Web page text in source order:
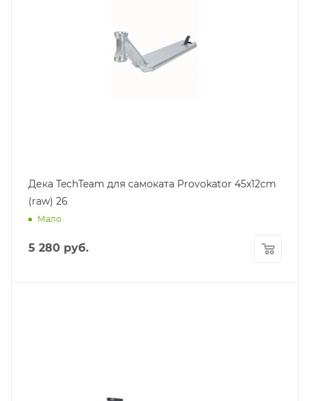
Дека TechTeam для самоката Provokator 45x12cm
(raw) 26
Мало
5 280 руб.